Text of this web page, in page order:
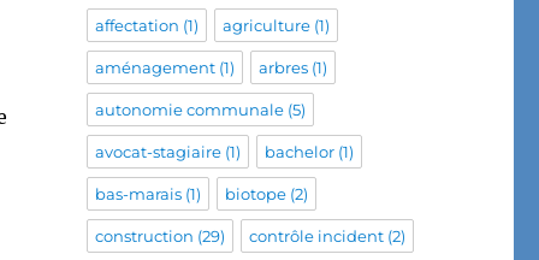
affectation (1) agriculture(1)
aménagement(1) arbres(1)
autonomie communale(5)
avocat-stagiaire(1) bachelor(1)
bas-marais(1) biotope(2)
construction (29) contrôle incident(2)